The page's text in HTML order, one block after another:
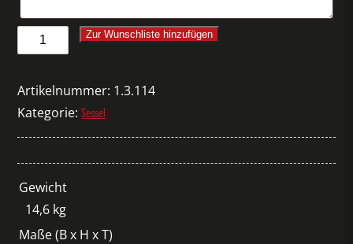
Sessel
About
Divina
anthrazit
Menge
Zur Wunschliste hinzufügen
Artikelnummer: 1.3.114
Kategorie:Sessel
Gewicht
14,6 kg
Maße (B x H x T)